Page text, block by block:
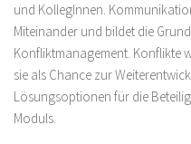
und KollegInnen.
Miteinander und bildet die
Konfliktmanagement. Konflikte
sie als Chance zur
Lösungsoptionen für die
Moduls.